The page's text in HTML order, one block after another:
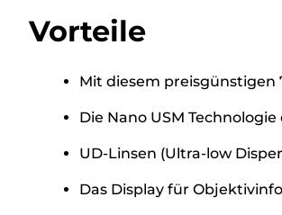
Vorteile
Mit diesem
Die Nano USM
UD-Linsen (Ultra-low
Das Display für